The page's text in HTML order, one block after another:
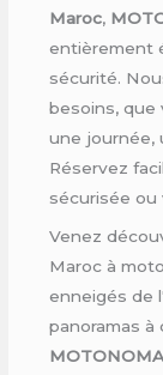
Maroc,
entièrement
sécurité.
besoins, que
une journée,
Réservez
sécurisée ou
Venez
Maroc à
enneigés de
panoramas